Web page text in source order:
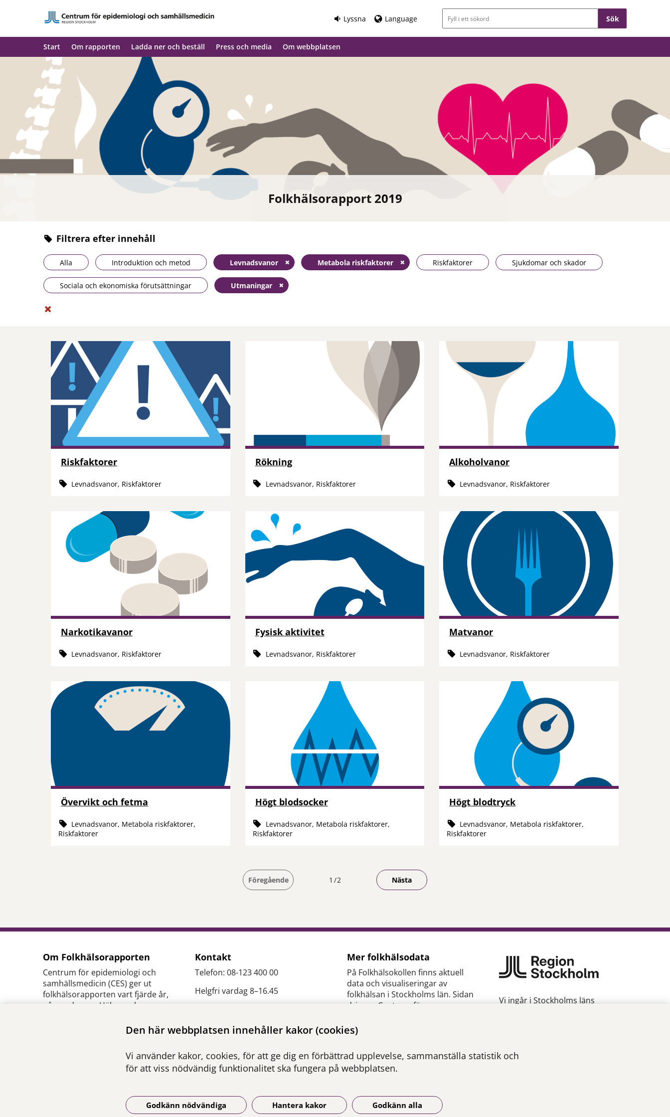
Den här webbplatsen innehåller kakor (cookies)
Vi använder kakor, cookies, för att ge dig en förbättrad upplevelse, sammanställa statistik och
för att viss nödvändig funktionalitet ska fungera på webbplatsen.
Godkänn nödvändiga Hantera kakor Godkänn alla
Lyssna Language Sökfält
Start Om rapporten Ladda ner och beställ Press och media Om webbplatsen
Folkhälsorapport 2019
Filtrera efter innehåll
Alla Introduktion och metod Levnadsvanor Metabola riskfaktorer Riskfaktorer Sjukdomar och skador
Sociala och ekonomiska förutsättningar Utmaningar
Riskfaktorer
Levnadsvanor, Riskfaktorer
Rökning
Levnadsvanor, Riskfaktorer
Alkoholvanor
Levnadsvanor, Riskfaktorer
Narkotikavanor
Levnadsvanor, Riskfaktorer
Fysisk aktivitet
Levnadsvanor, Riskfaktorer
Matvanor
Levnadsvanor, Riskfaktorer
Övervikt och fetma
Levnadsvanor, Metabola riskfaktorer,
Riskfaktorer
Högt blodsocker
Levnadsvanor, Metabola riskfaktorer,
Riskfaktorer
Högt blodtryck
Levnadsvanor, Metabola riskfaktorer,
Riskfaktorer
Föregående Du är på sida
1 2 Nästa
Om Folkhälsorapporten
Centrum för epidemiologi och
samhällsmedicin (CES) ger ut
folkhälsorapporten vart fjärde år,
på uppdrag av Hälso- och
Kontakt
Telefon: 08-123 400 00
Helgfri vardag 8–16.45
se
Presskontakter
Mer folkhälsodata
På Folkhälsokollen finns aktuell
data och visualiseringar av
folkhälsan i Stockholms län. Sidan
drivs av Centrum för
samhällsmedicin inom Region
Stockholm.
Besök webbplatsen
folkhalsokollen.se
Vi ingår i Stockholms läns
Om webbplatsen